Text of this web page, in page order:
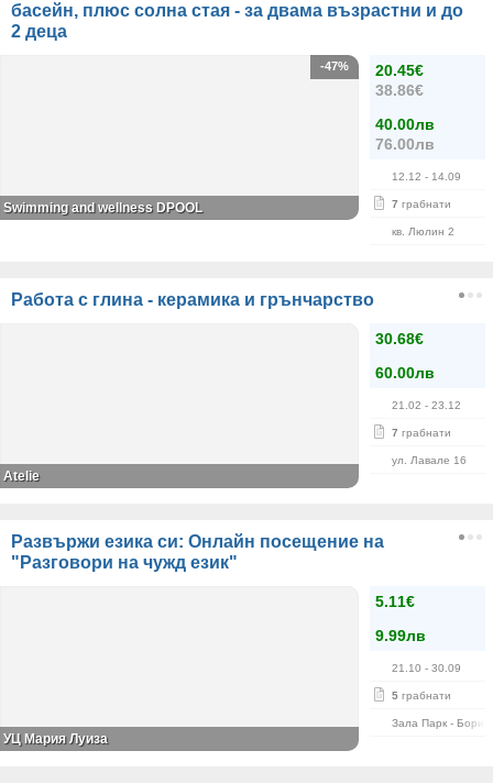
басейн, плюс солна стая - за двама възрастни и до
2 деца
20.45€
38.86€
40.00лв
76.00лв
12.12 - 14.09
7 грабнати
кв. Люлин 2
-47%
Swimming and wellness DPOOL
Работа с глина - керамика и грънчарство
30.68€
60.00лв
21.02 - 23.12
7 грабнати
ул. Лавале 16
Atelie
Развържи езика си: Онлайн посещение на
"Разговори на чужд език"
5.11€
9.99лв
21.10 - 30.09
5 грабнати
Зала Парк -
УЦ Мария Луиза